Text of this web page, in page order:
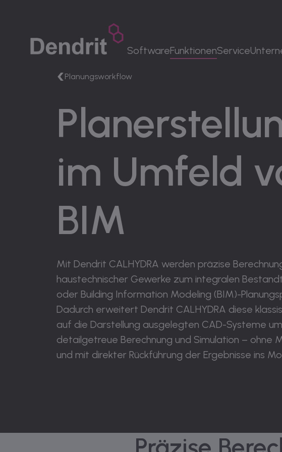
SoftwareFunktionenService
Software
Unternehmen
DE DE Sprachwechsler
Planungsworkflow
im Umfeld
BIM
Mit Dendrit CALHYDRA werden präzise
haustechnischer Gewerke zum integralen
oder Building Information Modeling (BIM)-
Dadurch erweitert Dendrit CALHYDRA diese
auf die Darstellung ausgelegten CAD-Systeme
detailgetreue Berechnung und Simulation – ohne
und mit direkter Rückführung der Ergebnisse ins